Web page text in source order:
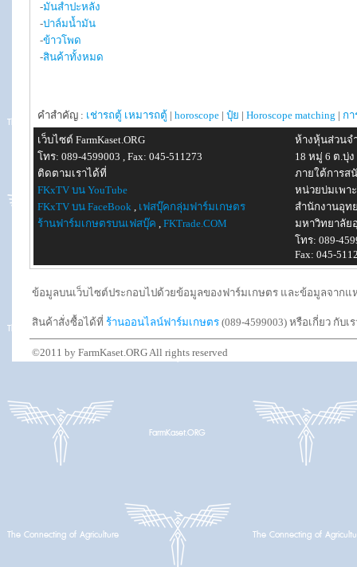
-มันสำปะหลัง
-ปาล์มน้ำมัน
-ข้าวโพด
-สินค้าทั้งหมด
คำสำคัญ : เช่ารถตู้ เหมารถตู้ | horoscope | ปุ๋ย | Horoscope matching | ก
เว็บไซต์ FarmKaset.ORG
โทร: 089-4599003 , Fax: 045-511273
ติดตามเราได้ที่
FKxTV บน YouTube
FKxTV บน FaceBook , เฟสบุ๊คกลุ่มฟาร์มเกษตร
ร้านฟาร์มเกษตรบนเฟสบุ๊ค , FKTrade.COM
ห้างหุ้นส่วนจ
18 หมู่ 6 ต.บุ่
ภายใต้การส
หน่วยบ่มเพา
สำนักงานอุท
มหาวิทยาลัย
โทร: 089-
Fax: 045-
ข้อมูลบนเว็บไซต์ประกอบไปด้วยข้อมูลของฟาร์มเกษตร และข้อมูลจาก
สินค้าสั่งซื้อได้ที่ ร้านออนไลน์ฟาร์มเกษตร (089-4599003) หรือเกี่ยว กับเ
©2011 by FarmKaset.ORG All rights reserved